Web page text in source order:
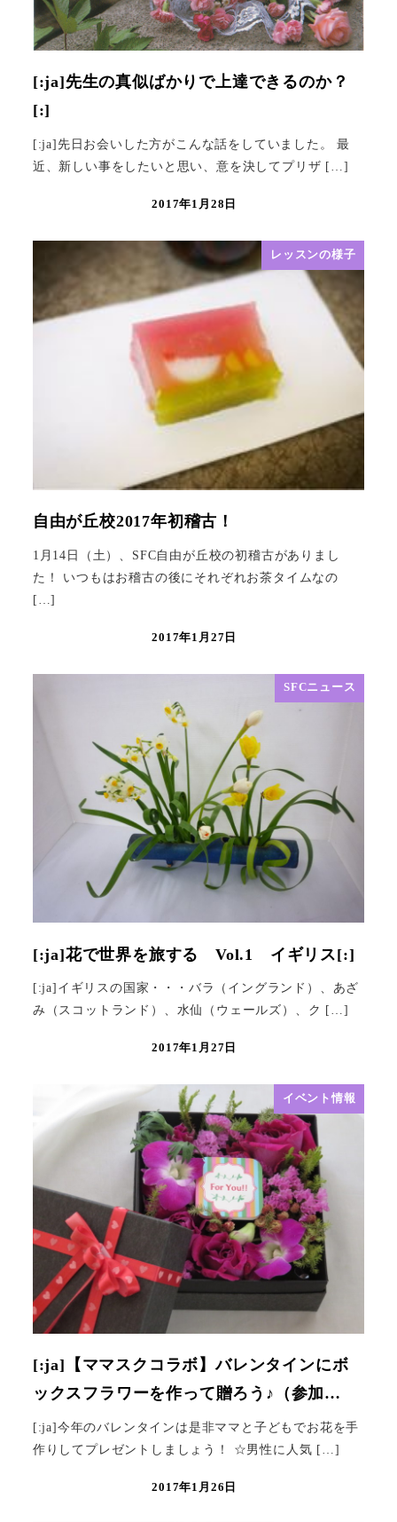
[:ja]先生の真似ばかりで上達できるのか？
[:]
[:ja]先日お会いした方がこんな話をしていました。 最
近、新しい事をしたいと思い、意を決してプリザ […]
2017年1月28日
レッスンの様子
自由が丘校2017年初稽古！
1月14日（土）、SFC自由が丘校の初稽古がありまし
た！ いつもはお稽古の後にそれぞれお茶タイムなの
[…]
2017年1月27日
SFCニュース
[:ja]花で世界を旅する Vol.1 イギリス[:]
[:ja]イギリスの国家・・・バラ（イングランド）、あざ
み（スコットランド）、水仙（ウェールズ）、ク […]
2017年1月27日
イベント情報
[:ja]【ママスクコラボ】バレンタインにボ
ックスフラワーを作って贈ろう♪（参加…
[:ja]今年のバレンタインは是非ママと子どもでお花を手
作りしてプレゼントしましょう！ ☆男性に人気 […]
2017年1月26日